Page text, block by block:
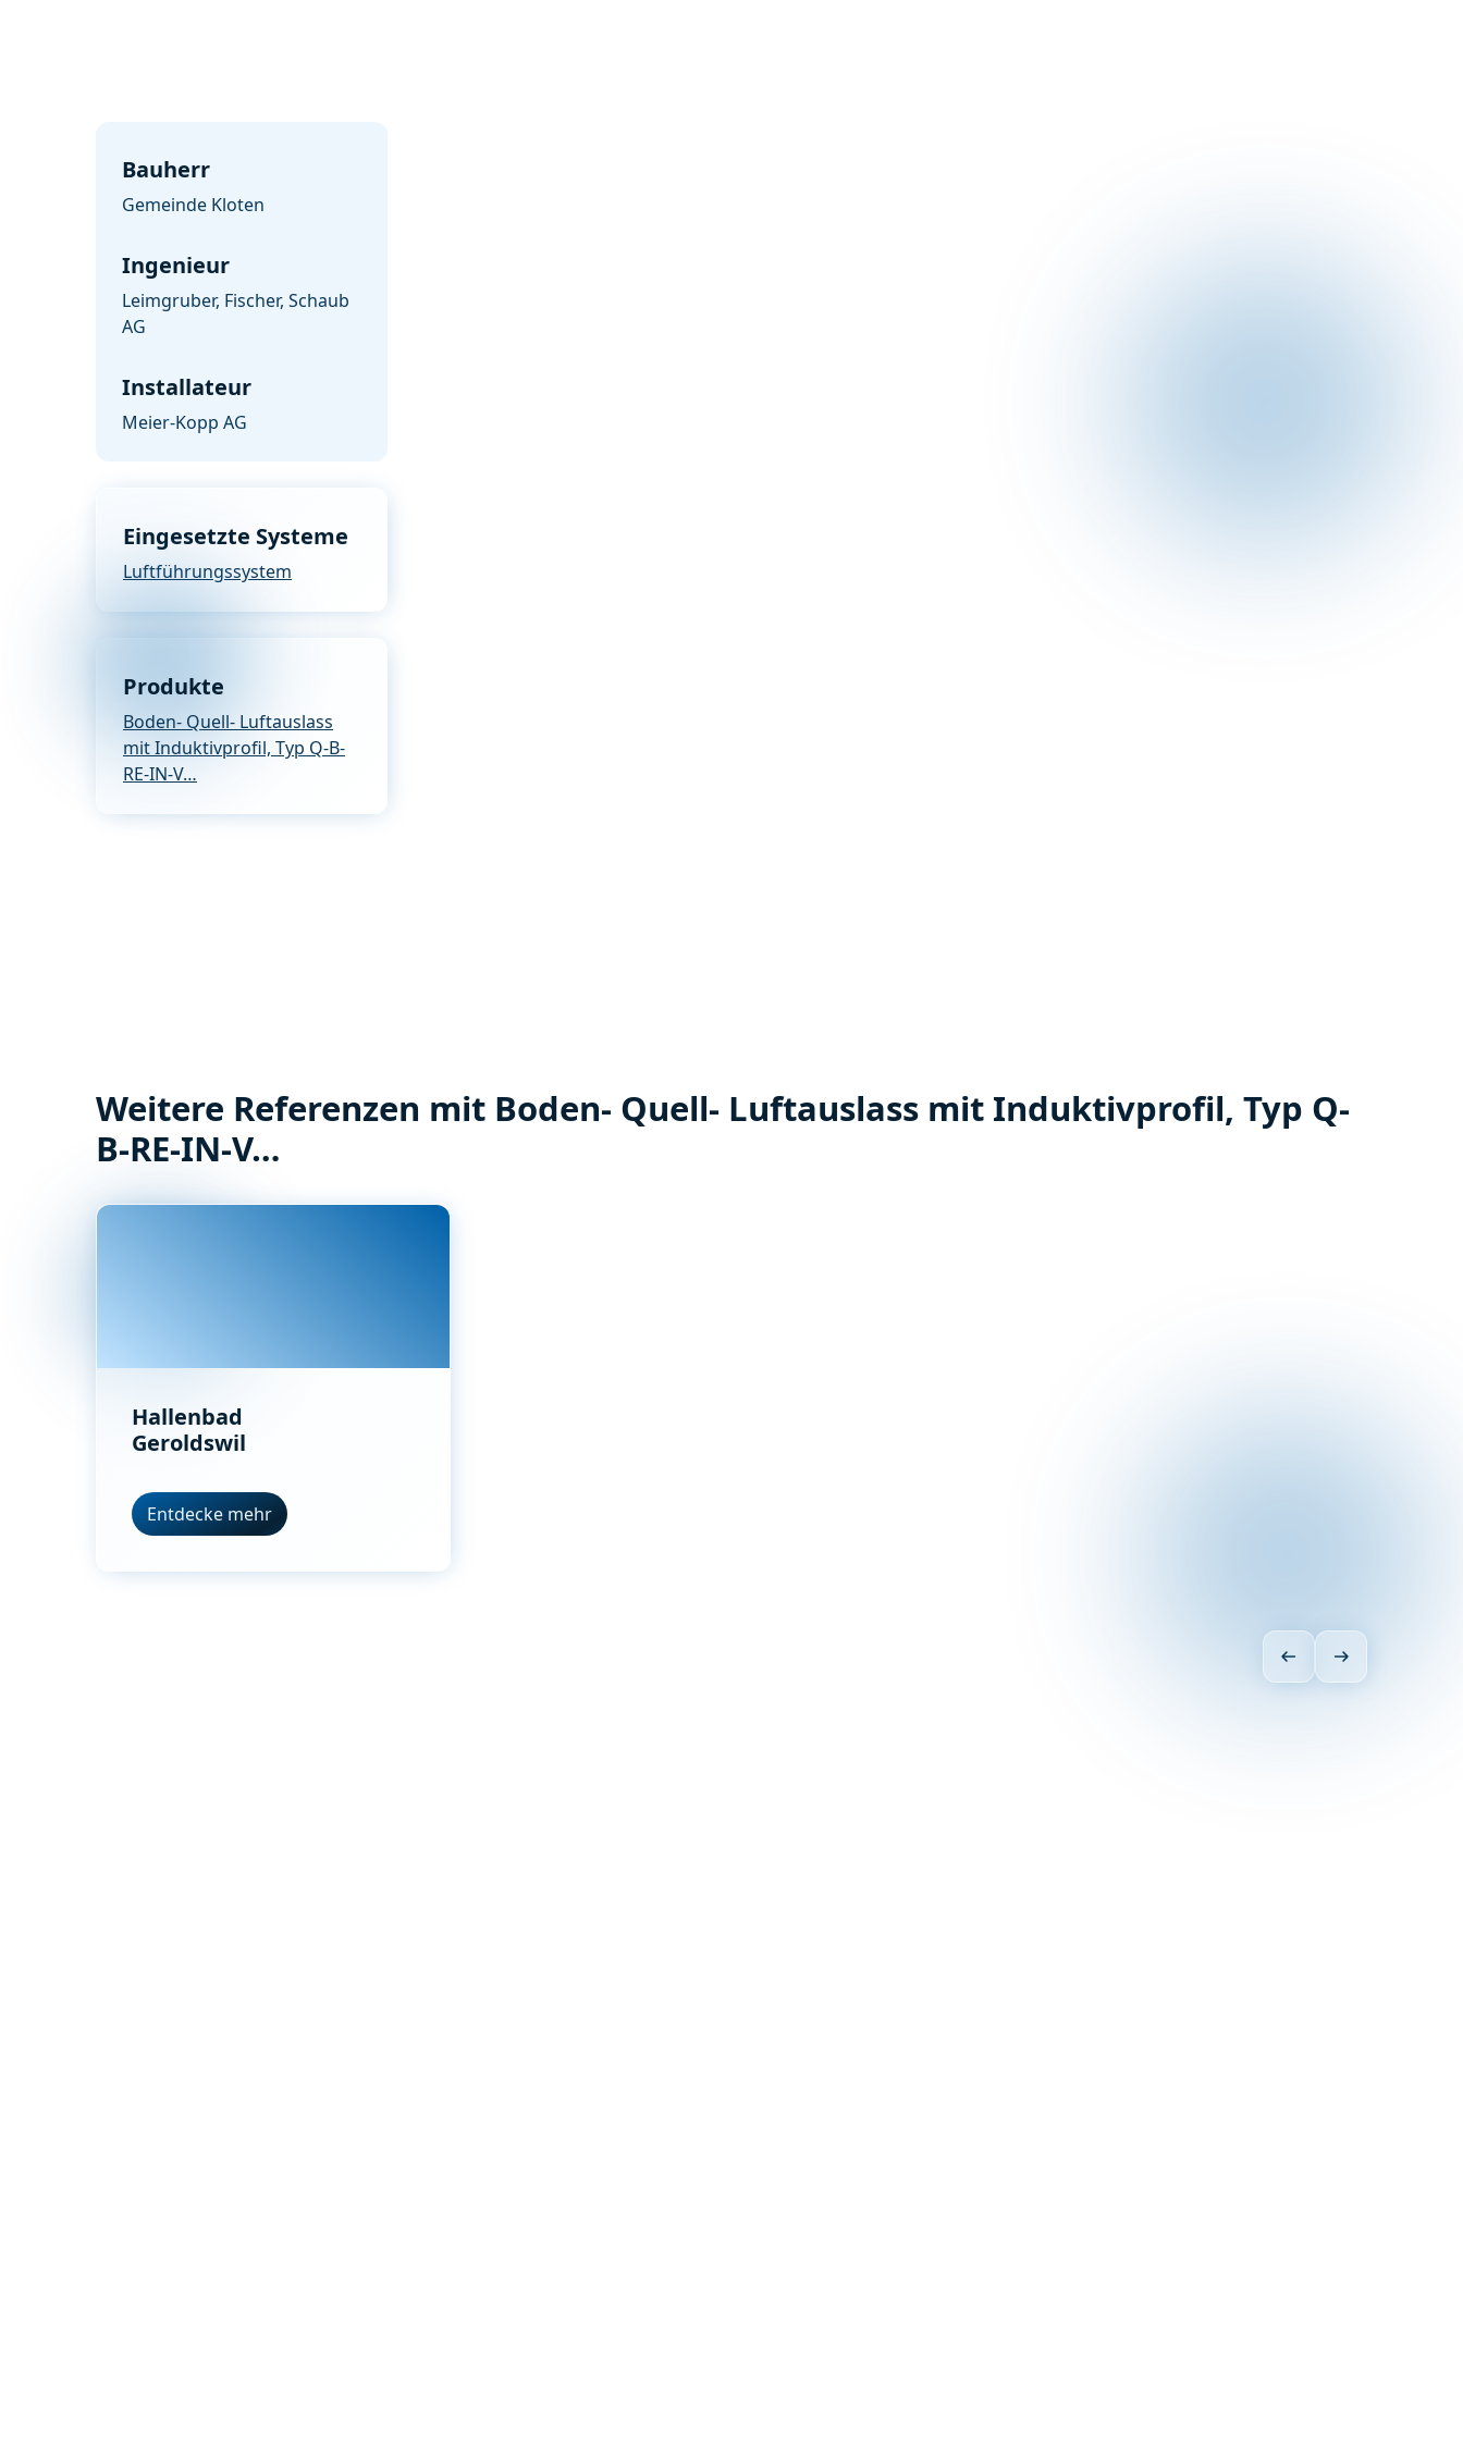
Bauherr
Gemeinde Kloten
Ingenieur
Leimgruber, Fischer, Schaub
AG
Installateur
Meier-Kopp AG
Eingesetzte Systeme
Luftführungssystem
Produkte
Boden- Quell- Luftauslass
mit Induktivprofil, Typ Q-B-
RE-IN-V…
Weitere Referenzen mit Boden- Quell- Luftauslass mit Induktivprofil, Typ Q-
B-RE-IN-V…
Hallenbad
Geroldswil
Entdecke mehr